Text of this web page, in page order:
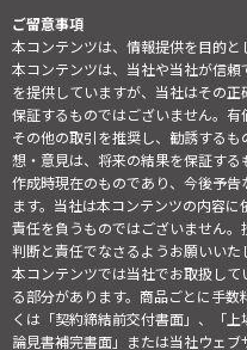
ご留意事項
本コンテンツは、情報提供を目的と
本コンテンツは、当社や当社が信
を提供していますが、当社はその
保証するものではございません。有
その他の取引を推奨し、勧誘する
想・意見は、将来の結果を保証す
作成時現在のものであり、今後予
ます。当社は本コンテンツの内容
責任を負うものではございません
判断と責任でなさるようお願いいた
本コンテンツでは当社でお取扱し
る部分があります。商品ごとに手
くは「契約締結前交付書面」、「
論見書補完書面」または当社ウェブ